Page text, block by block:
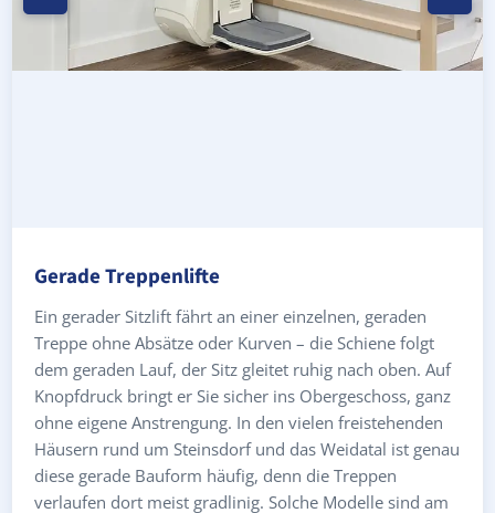
Gerade Treppenlifte
Ein gerader Sitzlift fährt an einer einzelnen, geraden
Treppe ohne Absätze oder Kurven – die Schiene folgt
dem geraden Lauf, der Sitz gleitet ruhig nach oben. Auf
Knopfdruck bringt er Sie sicher ins Obergeschoss, ganz
ohne eigene Anstrengung. In den vielen freistehenden
Häusern rund um Steinsdorf und das Weidatal ist genau
diese gerade Bauform häufig, denn die Treppen
verlaufen dort meist gradlinig. Solche Modelle sind am